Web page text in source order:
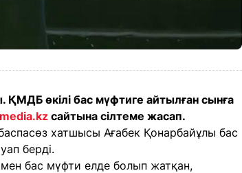
өкілі бас мүфтиге айтылған сынға
сайтына сілтеме жасап.
хатшысы Ағабек Қонарбайұлы бас
берді.
бас мүфти елде болып жатқан,